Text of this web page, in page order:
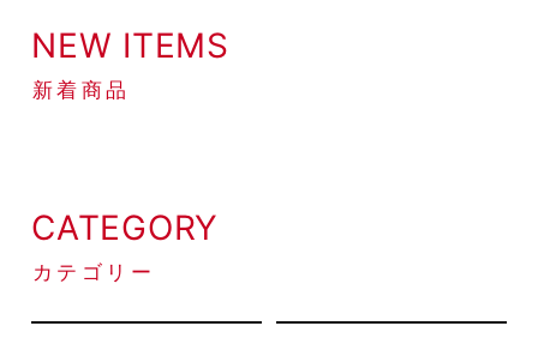
NEW ITEMS
新着商品
CATEGORY
カテゴリー